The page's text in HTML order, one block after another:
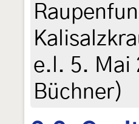
e.l. 5. Mai
Büchner)